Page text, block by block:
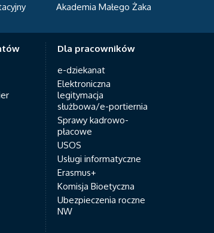
Akademia Małego Żaka
Centrum Sportowo-
Dla pracowników
e-dziekanat
Elektroniczna
legitymacja
służbowa/e-portiernia
Sprawy kadrowo-
płacowe
USOS
Usługi informatyczne
Erasmus+
Komisja Bioetyczna
Ubezpieczenia roczne
NW